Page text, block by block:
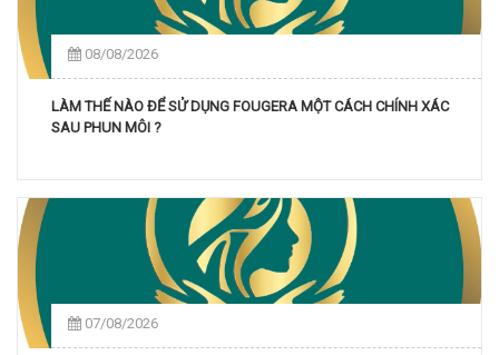
08/08/2026
LÀM THẾ NÀO ĐỂ SỬ DỤNG FOUGERA MỘT CÁCH CHÍNH XÁC
SAU PHUN MÔI ?
07/08/2026